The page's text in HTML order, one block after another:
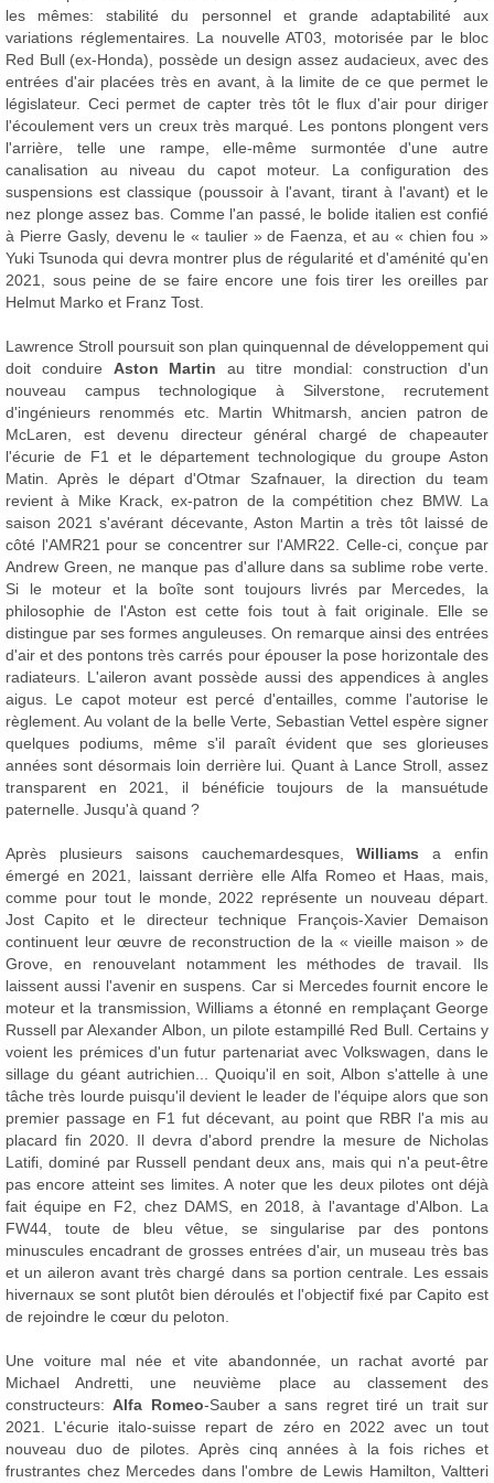
les mêmes: stabilité du personnel et grande adaptabilité aux
variations réglementaires. La nouvelle AT03, motorisée par le bloc
Red Bull (ex-Honda), possède un design assez audacieux, avec des
entrées d'air placées très en avant, à la limite de ce que permet le
législateur. Ceci permet de capter très tôt le flux d'air pour diriger
l'écoulement vers un creux très marqué. Les pontons plongent vers
l'arrière, telle une rampe, elle-même surmontée d'une autre
canalisation au niveau du capot moteur. La configuration des
suspensions est classique (poussoir à l'avant, tirant à l'avant) et le
nez plonge assez bas. Comme l'an passé, le bolide italien est confié
à Pierre Gasly, devenu le « taulier » de Faenza, et au « chien fou »
Yuki Tsunoda qui devra montrer plus de régularité et d'aménité qu'en
2021, sous peine de se faire encore une fois tirer les oreilles par
Helmut Marko et Franz Tost.
Lawrence Stroll poursuit son plan quinquennal de développement qui
doit conduire Aston Martin au titre mondial: construction d'un
nouveau campus technologique à Silverstone, recrutement
d'ingénieurs renommés etc. Martin Whitmarsh, ancien patron de
McLaren, est devenu directeur général chargé de chapeauter
l'écurie de F1 et le département technologique du groupe Aston
Matin. Après le départ d'Otmar Szafnauer, la direction du team
revient à Mike Krack, ex-patron de la compétition chez BMW. La
saison 2021 s'avérant décevante, Aston Martin a très tôt laissé de
côté l'AMR21 pour se concentrer sur l'AMR22. Celle-ci, conçue par
Andrew Green, ne manque pas d'allure dans sa sublime robe verte.
Si le moteur et la boîte sont toujours livrés par Mercedes, la
philosophie de l'Aston est cette fois tout à fait originale. Elle se
distingue par ses formes anguleuses. On remarque ainsi des entrées
d'air et des pontons très carrés pour épouser la pose horizontale des
radiateurs. L'aileron avant possède aussi des appendices à angles
aigus. Le capot moteur est percé d'entailles, comme l'autorise le
règlement. Au volant de la belle Verte, Sebastian Vettel espère signer
quelques podiums, même s'il paraît évident que ses glorieuses
années sont désormais loin derrière lui. Quant à Lance Stroll, assez
transparent en 2021, il bénéficie toujours de la mansuétude
paternelle. Jusqu'à quand ?
Après plusieurs saisons cauchemardesques,Williams a enfin
émergé en 2021, laissant derrière elle Alfa Romeo et Haas, mais,
comme pour tout le monde, 2022 représente un nouveau départ.
Jost Capito et le directeur technique François-Xavier Demaison
continuent leur œuvre de reconstruction de la « vieille maison » de
Grove, en renouvelant notamment les méthodes de travail. Ils
laissent aussi l'avenir en suspens. Car si Mercedes fournit encore le
moteur et la transmission, Williams a étonné en remplaçant George
Russell par Alexander Albon, un pilote estampillé Red Bull. Certains y
voient les prémices d'un futur partenariat avec Volkswagen, dans le
sillage du géant autrichien... Quoiqu'il en soit, Albon s'attelle à une
tâche très lourde puisqu'il devient le leader de l'équipe alors que son
premier passage en F1 fut décevant, au point que RBR l'a mis au
placard fin 2020. Il devra d'abord prendre la mesure de Nicholas
Latifi, dominé par Russell pendant deux ans, mais qui n'a peut-être
pas encore atteint ses limites. A noter que les deux pilotes ont déjà
fait équipe en F2, chez DAMS, en 2018, à l'avantage d'Albon. La
FW44, toute de bleu vêtue, se singularise par des pontons
minuscules encadrant de grosses entrées d'air, un museau très bas
et un aileron avant très chargé dans sa portion centrale. Les essais
hivernaux se sont plutôt bien déroulés et l'objectif fixé par Capito est
de rejoindre le cœur du peloton.
Une voiture mal née et vite abandonnée, un rachat avorté par
Michael Andretti, une neuvième place au classement des
constructeurs:Alfa Romeo-Sauber a sans regret tiré un trait sur
2021. L'écurie italo-suisse repart de zéro en 2022 avec un tout
nouveau duo de pilotes. Après cinq années à la fois riches et
frustrantes chez Mercedes dans l'ombre de Lewis Hamilton, Valtteri